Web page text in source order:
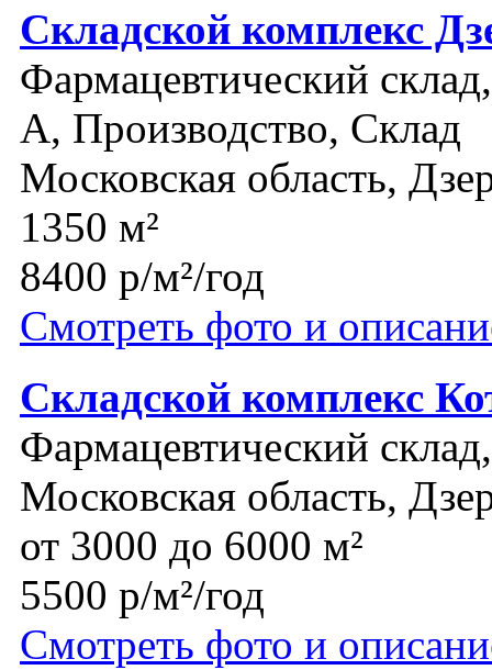
Складской комплекс
Фармацевтический
A, Производство, Склад
Московская область,
1350 м²
8400 р/м²/год
Смотреть фото и
Складской комплекс
Фармацевтический
Московская область,
от 3000 до 6000 м²
5500 р/м²/год
Смотреть фото и